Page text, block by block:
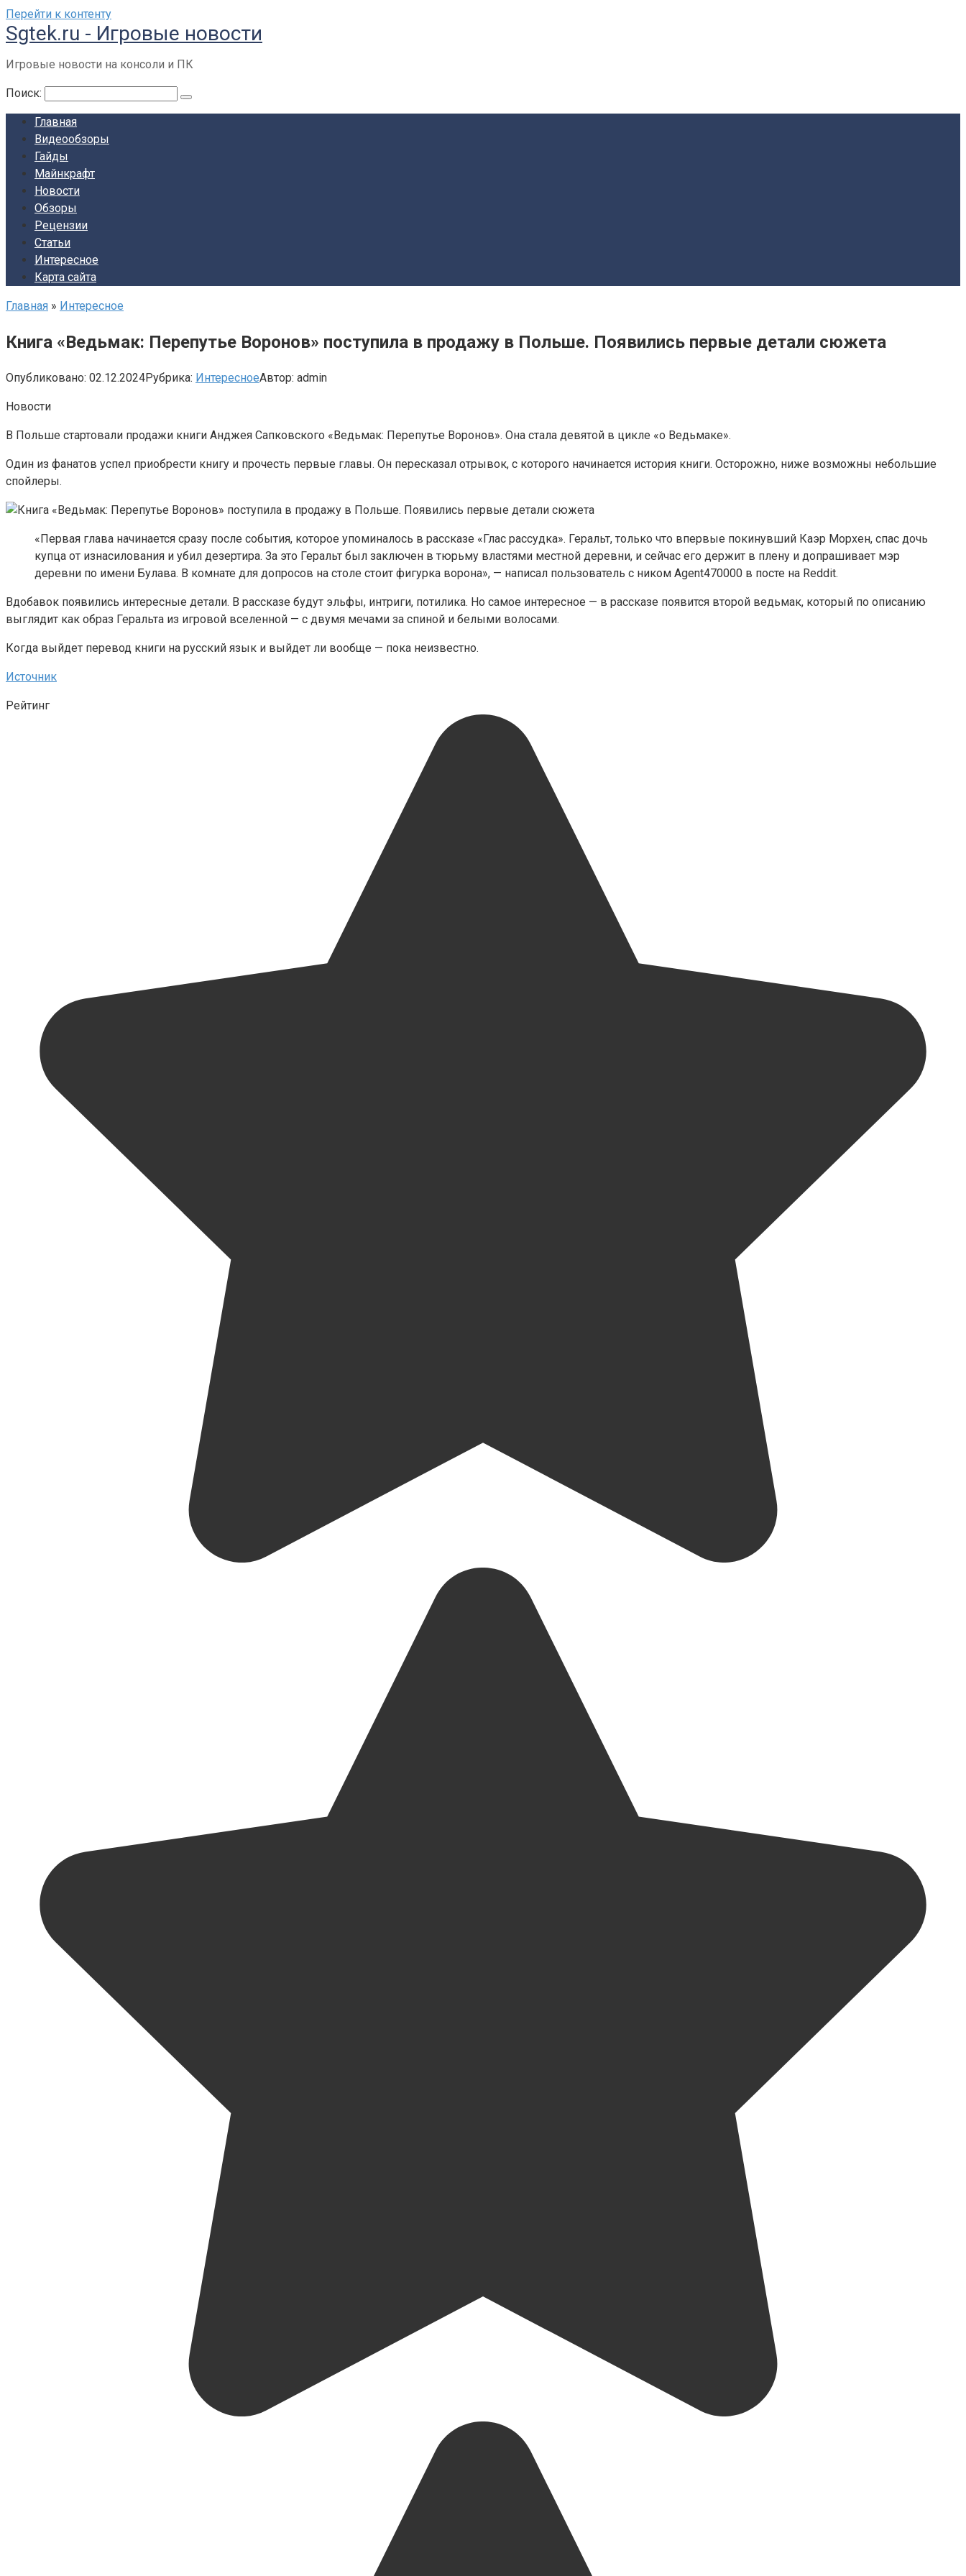
Перейти к контенту
Sgtek.ru - Игровые новости
Игровые новости на консоли и ПК
Поиск:
Главная
Видеообзоры
Гайды
Майнкрафт
Новости
Обзоры
Рецензии
Статьи
Интересное
Карта сайта
Главная » Интересное
Книга «Ведьмак: Перепутье Воронов» поступила в продажу в Польше. Появились первые детали сюжета
Опубликовано: 02.12.2024Рубрика: ИнтересноеАвтор: admin
Новости
В Польше стартовали продажи книги Анджея Сапковского «Ведьмак: Перепутье Воронов». Она стала девятой в цикле «о Ведьмаке».
Один из фанатов успел приобрести книгу и прочесть первые главы. Он пересказал отрывок, с которого начинается история книги. Осторожно, ниже возможны небольшие
спойлеры.
«Первая глава начинается сразу после события, которое упоминалось в рассказе «Глас рассудка». Геральт, только что впервые покинувший Каэр Морхен, спас дочь
купца от изнасилования и убил дезертира. За это Геральт был заключен в тюрьму властями местной деревни, и сейчас его держит в плену и допрашивает мэр
деревни по имени Булава. В комнате для допросов на столе стоит фигурка ворона», — написал пользователь с ником Agent470000 в посте на Reddit.
Вдобавок появились интересные детали. В рассказе будут эльфы, интриги, потилика. Но самое интересное — в рассказе появится второй ведьмак, который по описанию
выглядит как образ Геральта из игровой вселенной — с двумя мечами за спиной и белыми волосами.
Когда выйдет перевод книги на русский язык и выйдет ли вообще — пока неизвестно.
Источник
Рейтинг